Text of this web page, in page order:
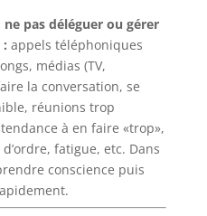
pas déléguer ou gérer
appels téléphoniques
médias (TV,
la conversation, se
réunions trop
à en faire «trop»,
fatigue, etc. Dans
conscience puis